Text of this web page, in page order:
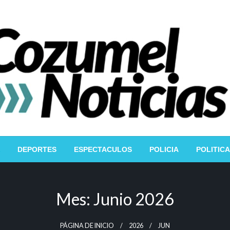
DEPORTES ESPECTACULOS POLICIA POLITICA
Mes: Junio 2026
PÁGINA DE INICIO 2026 JUN